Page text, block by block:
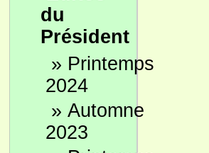
du
Président
» Printemps
2024
» Automne
2023